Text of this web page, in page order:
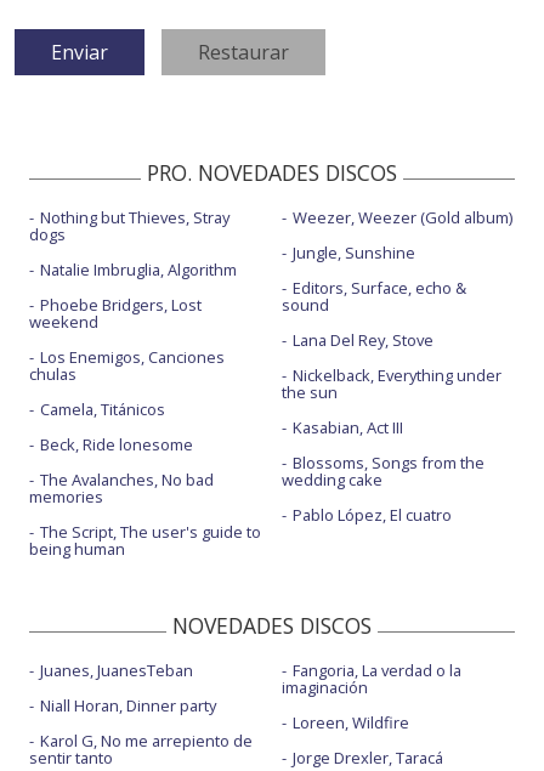
PRO. NOVEDADES DISCOS
Nothing but Thieves, Stray
dogs
Natalie Imbruglia, Algorithm
Phoebe Bridgers, Lost
weekend
Los Enemigos, Canciones
chulas
Camela, Titánicos
Beck, Ride lonesome
The Avalanches, No bad
memories
The Script, The user's guide to
being human
Weezer, Weezer (Gold album)
Jungle, Sunshine
Editors, Surface, echo &
sound
Lana Del Rey, Stove
Nickelback, Everything under
the sun
Kasabian, Act III
Blossoms, Songs from the
wedding cake
Pablo López, El cuatro
NOVEDADES DISCOS
Juanes, JuanesTeban
Niall Horan, Dinner party
Karol G, No me arrepiento de
sentir tanto
Fangoria, La verdad o la
imaginación
Loreen, Wildfire
Jorge Drexler, Taracá